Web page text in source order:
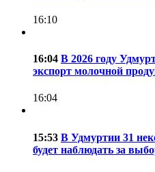
16:10
16:04 В 2026 году
экспорт молочной
16:04
15:53 В Удмуртии 31
будет наблюдать за